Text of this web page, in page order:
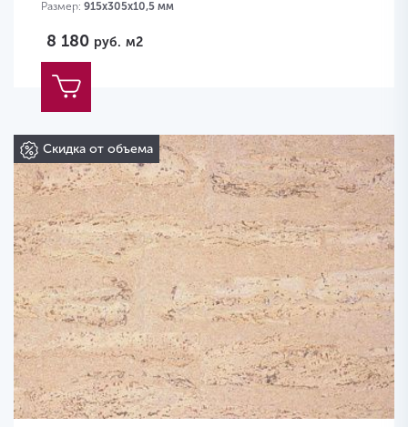
Размер: 915х305х10,5 мм
8 180 руб. м2
Скидка от объема